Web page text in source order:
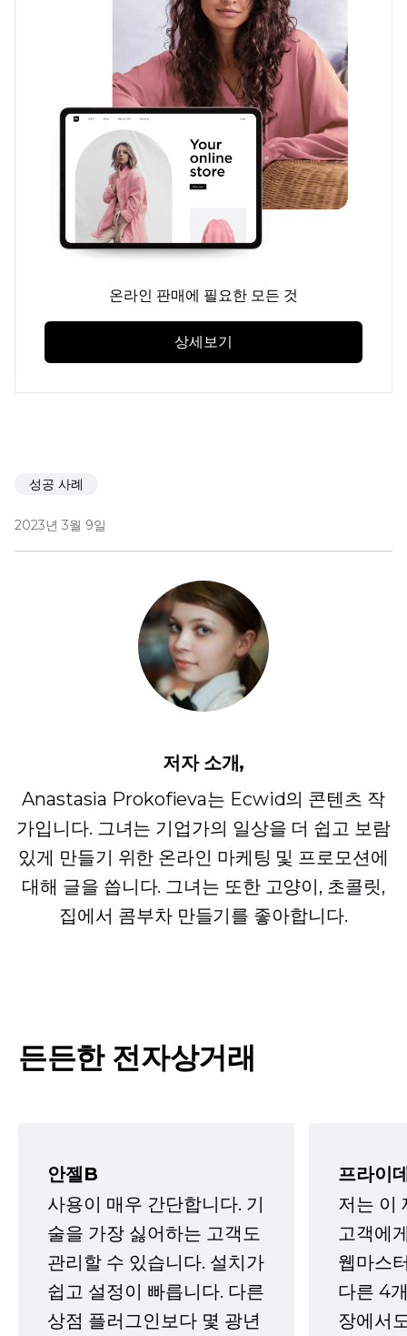
온라인 판매에 필요한 모든 것
상세보기
성공 사례
2023년 3월 9일
저자 소개,
Anastasia Prokofieva는 Ecwid의 콘텐츠 작
가입니다. 그녀는 기업가의 일상을 더 쉽고 보람
있게 만들기 위한 온라인 마케팅 및 프로모션에
대해 글을 씁니다. 그녀는 또한 고양이, 초콜릿,
집에서 콤부차 만들기를 좋아합니다.
든든한 전자상거래
안젤B
사용이 매우 간단합니다. 기
술을 가장 싫어하는 고객도
관리할 수 있습니다. 설치가
쉽고 설정이 빠릅니다. 다른
상점 플러그인보다 몇 광년
프라이
저는 이
고객에
웹마스
다른 4
장에서